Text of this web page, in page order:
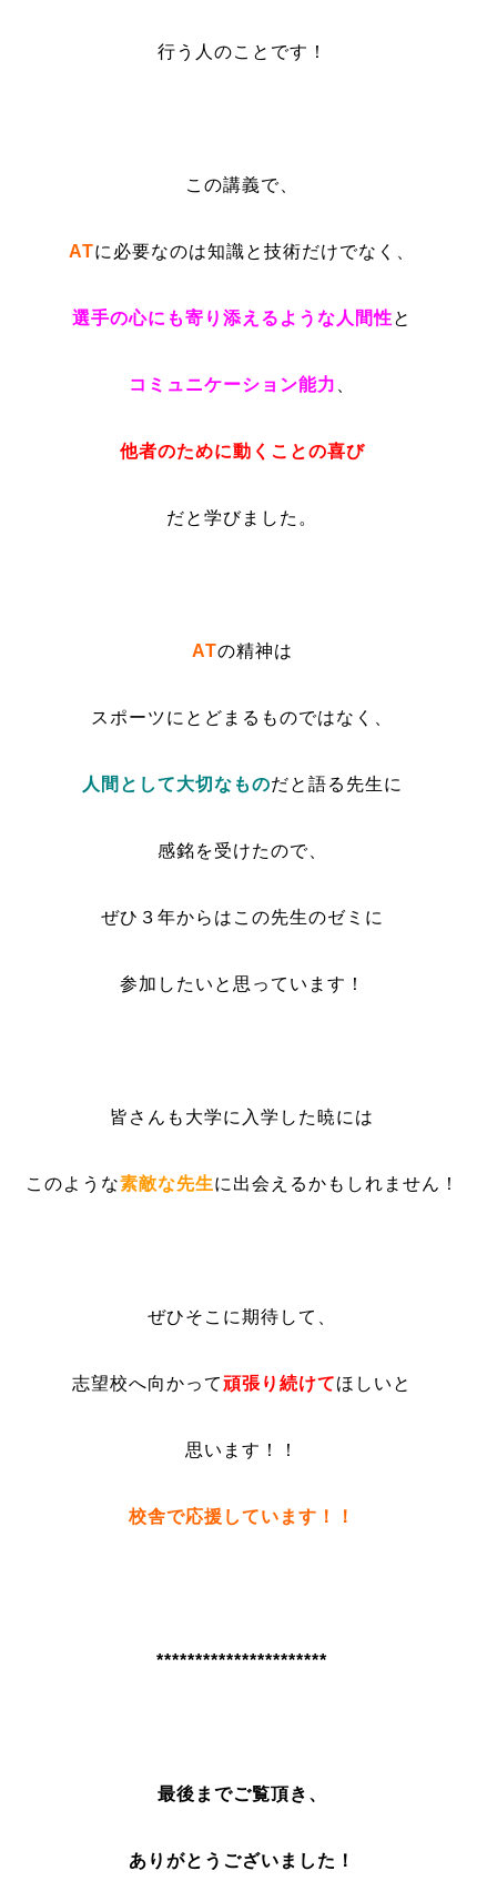
行う人のことです！
この講義で、
ATに必要なのは知識と技術だけでなく、
選手の心にも寄り添えるような人間性と
コミュニケーション能力
他者のために動くことの喜び
だと学びました。
ATの精神は
スポーツにとどまるものではなく、
人間として大切なものだと語る先生に
感銘を受けたので、
ぜひ３年からはこの先生のゼミに
参加したいと思っています！
皆さんも大学に入学した暁には
このような素敵な先生に出会えるかもしれません！
ぜひそこに期待して、
志望校へ向かって頑張り続けてほしいと
思います！！
校舎で応援しています！！
**********************
最後までご覧頂き、
ありがとうございました！